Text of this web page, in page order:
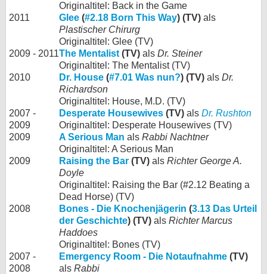
Originaltitel: Back in the Game
2011
Glee (#2.18 Born This Way) (TV) als
Plastischer Chirurg
Originaltitel: Glee (TV)
2009 - 2011The Mentalist (TV) als Dr. Steiner
Originaltitel: The Mentalist (TV)
2010
Dr. House (#7.01 Was nun?) (TV) als Dr.
Richardson
Originaltitel: House, M.D. (TV)
2007 -
2009
Desperate Housewives (TV) als Dr. Rushton
Originaltitel: Desperate Housewives (TV)
2009
A Serious Man als Rabbi Nachtner
Originaltitel: A Serious Man
2009
Raising the Bar (TV) als Richter George A.
Doyle
Originaltitel: Raising the Bar (#2.12 Beating a
Dead Horse) (TV)
2008
Bones - Die Knochenjägerin (3.13 Das Urteil
der Geschichte) (TV) als Richter Marcus
Haddoes
Originaltitel: Bones (TV)
2007 -
2008
Emergency Room - Die Notaufnahme (TV)
als Rabbi